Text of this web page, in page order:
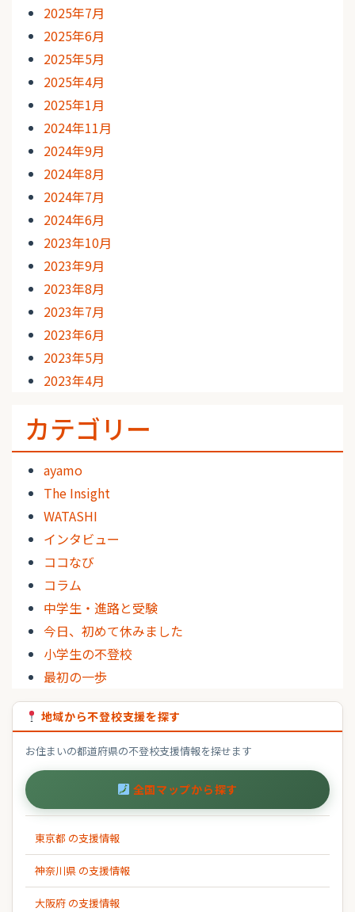
2025年7月
2025年6月
2025年5月
2025年4月
2025年1月
2024年11月
2024年9月
2024年8月
2024年7月
2024年6月
2023年10月
2023年9月
2023年8月
2023年7月
2023年6月
2023年5月
2023年4月
カテゴリー
ayamo
The Insight
WATASHI
インタビュー
ココなび
コラム
中学生・進路と受験
今日、初めて休みました
小学生の不登校
最初の一歩
地域から不登校支援を探す
お住まいの都道府県の不登校支援情報を探せます
全国マップから探す
東京都 の支援情報
神奈川県 の支援情報
大阪府 の支援情報